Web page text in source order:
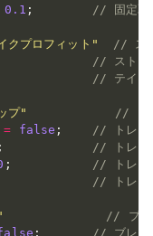
0.1 ; // 固定取
クプロフィット"
// スト
// ストッ
// テイク
プ"
// ト
= false ;
// トレー
;
// トレー
;
// トレー
// トレー
// ブレ
; // ブレイ